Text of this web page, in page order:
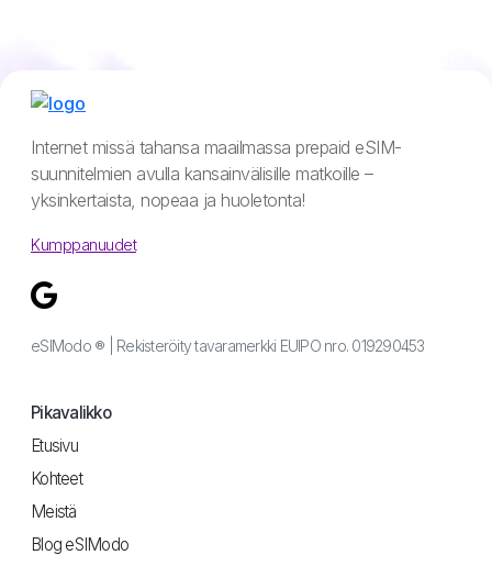
Internet missä tahansa maailmassa prepaid eSIM-
suunnitelmien avulla kansainvälisille matkoille –
yksinkertaista, nopeaa ja huoletonta!
Kumppanuudet
eSIModo ® | Rekisteröity tavaramerkki EUIPO nro. 019290453
Pikavalikko
Etusivu
Kohteet
Meistä
Blog eSIModo